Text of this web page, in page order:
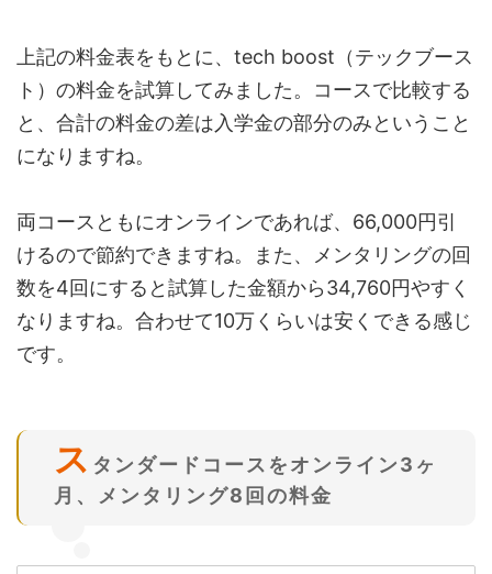
上記の料金表をもとに、tech boost（テックブース
ト）の料金を試算してみました。コースで比較する
と、合計の料金の差は入学金の部分のみということ
になりますね。
両コースともにオンラインであれば、66,000円引
けるので節約できますね。また、メンタリングの回
数を4回にすると試算した金額から34,760円やすく
なりますね。合わせて10万くらいは安くできる感じ
です。
ス タンダードコースをオンライン3ヶ
月、メンタリング8回の料金